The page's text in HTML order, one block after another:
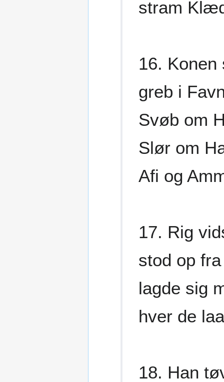
stram
16.
greb i
Svøb om
Slør om
Afi og
17. Rig
stod op
lagde sig
hver de
18. Han